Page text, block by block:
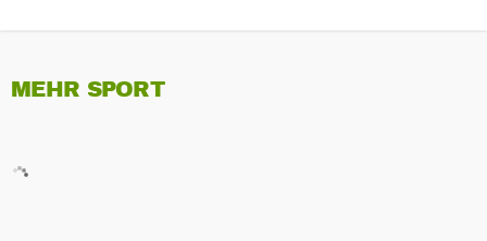
MEHR SPORT